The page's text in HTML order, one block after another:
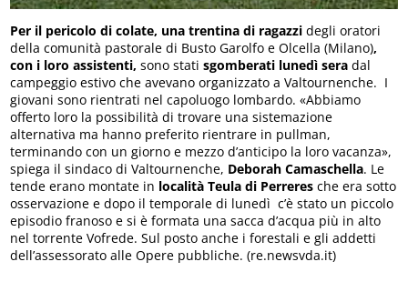
Per il pericolo di colate, una trentina di ragazzidegli oratori
della comunità pastorale di Busto Garolfo e Olcella (Milano),
con i loro assistenti,sono stati sgomberati lunedì sera dal
campeggio estivo che avevano organizzato a Valtournenche. I
giovani sono rientrati nel capoluogo lombardo. «Abbiamo
offerto loro la possibilità di trovare una sistemazione
alternativa ma hanno preferito rientrare in pullman,
terminando con un giorno e mezzo d’anticipo la loro vacanza»,
spiega il sindaco di Valtournenche, Deborah Camaschella. Le
tende erano montate in località Teula di Perreres che era sotto
osservazione e dopo il temporale di lunedì c’è stato un piccolo
episodio franoso e si è formata una sacca d’acqua più in alto
nel torrente Vofrede. Sul posto anche i forestali e gli addetti
dell’assessorato alle Opere pubbliche. (re.newsvda.it)